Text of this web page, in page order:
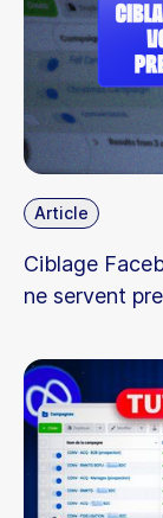
Article
Ciblage
ne servent